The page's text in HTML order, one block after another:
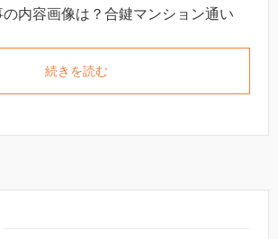
内容画像は？合鍵マンション通い
続きを読む